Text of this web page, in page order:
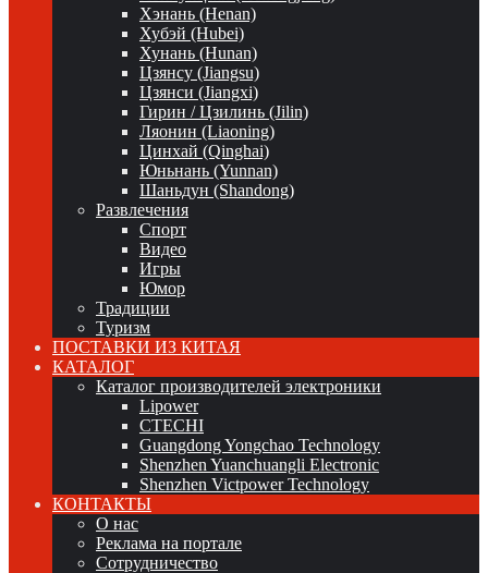
Хэнань (Henan)
Хубэй (Hubei)
Хунань (Hunan)
Цзянсу (Jiangsu)
Цзянси (Jiangxi)
Гирин / Цзилинь (Jilin)
Ляонин (Liaoning)
Цинхай (Qinghai)
Юньнань (Yunnan)
Шаньдун (Shandong)
Развлечения
Спорт
Видео
Игры
Юмор
Традиции
Туризм
ПОСТАВКИ ИЗ КИТАЯ
КАТАЛОГ
Каталог производителей электроники
Lipower
CTECHI
Guangdong Yongchao Technology
Shenzhen Yuanchuangli Electronic
Shenzhen Victpower Technology
КОНТАКТЫ
О нас
Реклама на портале
Сотрудничество